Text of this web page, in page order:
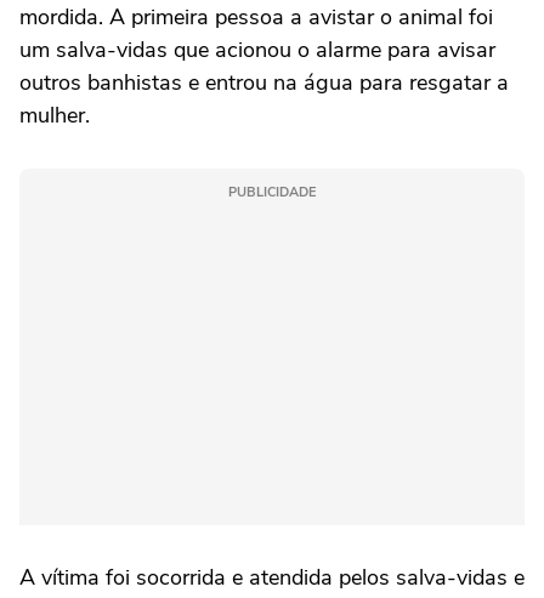
mordida. A primeira pessoa a avistar o animal foi
um salva-vidas que acionou o alarme para avisar
outros banhistas e entrou na água para resgatar a
mulher.
PUBLICIDADE
A vítima foi socorrida e atendida pelos salva-vidas e